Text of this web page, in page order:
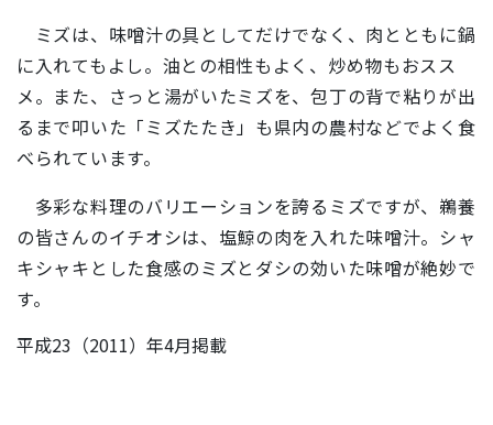
ミズは、味噌汁の具としてだけでなく、肉とともに鍋
に入れてもよし。油との相性もよく、炒め物もおスス
メ。また、さっと湯がいたミズを、包丁の背で粘りが出
るまで叩いた「ミズたたき」も県内の農村などでよく食
べられています。
多彩な料理のバリエーションを誇るミズですが、鵜養
の皆さんのイチオシは、塩鯨の肉を入れた味噌汁。シャ
キシャキとした食感のミズとダシの効いた味噌が絶妙で
す。
平成23（2011）年4月掲載